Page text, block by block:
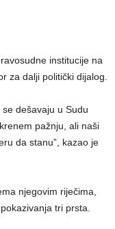
institucije na
za dalji politički dijalog.
dešavaju u Sudu
pažnju, ali naši
da stanu”, kazao je
njegovim riječima,
tri prsta.